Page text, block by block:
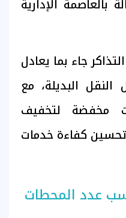
الإدارية
جاء بما يعادل
البديلة، مع
مخفضة لتخفيف
كفاءة خدمات
عدد المحطات